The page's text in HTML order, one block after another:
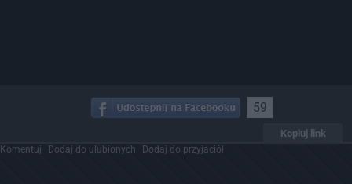
59
Kopiuj link
Komentuj Dodaj do ulubionych Dodaj do przyjaciół